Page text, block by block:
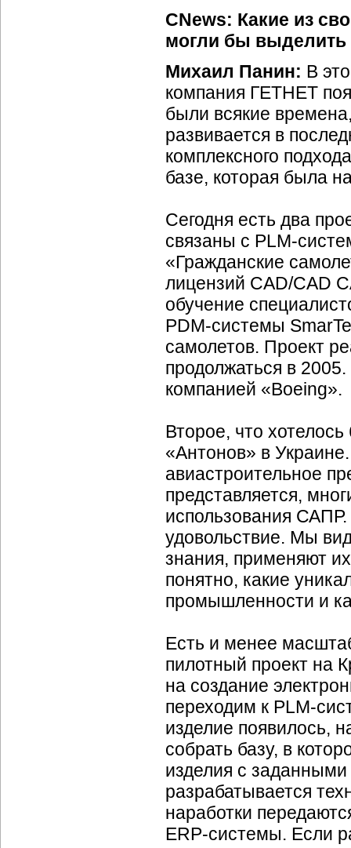
CNews: Какие из
могли бы выделить
Михаил Панин: В
компания ГЕТНЕТ
были всякие
развивается в
комплексного
базе, которая была
Сегодня есть два
связаны с PLM-
«Гражданские
лицензий СAD/CAD
обучение
PDM-cистемы
самолетов. Проект
продолжаться в
компанией «Boeing».
Второе, что
«Антонов» в
авиастроительное
представляется,
использования
удовольствие. Мы
знания, применяют
понятно, какие
промышленности и
Есть и менее
пилотный проект на
на создание
переходим к PLM-
изделие появилось,
собрать базу, в
изделия с
разрабатывается
наработки
ERP-системы. Если